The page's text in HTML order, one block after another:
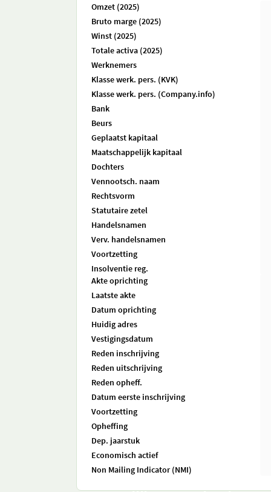
Omzet (2025)
Bruto marge (2025)
Winst (2025)
Totale activa (2025)
Werknemers
Klasse werk. pers. (KVK)
Klasse werk. pers. (Company.info)
Bank
Beurs
Geplaatst kapitaal
Maatschappelijk kapitaal
Dochters
Vennootsch. naam
Rechtsvorm
Statutaire zetel
Handelsnamen
Verv. handelsnamen
Voortzetting
Insolventie reg.
Akte oprichting
Laatste akte
Datum oprichting
Huidig adres
Vestigingsdatum
Reden inschrijving
Reden uitschrijving
Reden opheff.
Datum eerste inschrijving
Voortzetting
Opheffing
Dep. jaarstuk
Economisch actief
Non Mailing Indicator (NMI)